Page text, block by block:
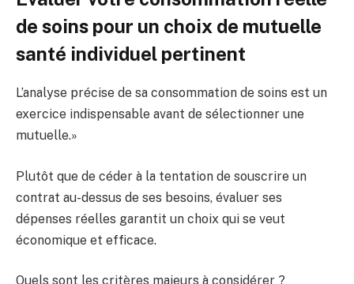
de soins pour un choix de mutuelle
santé individuel pertinent
L’analyse précise de sa consommation de soins est un
exercice indispensable avant de sélectionner une
mutuelle.»
Plutôt que de céder à la tentation de souscrire un
contrat au-dessus de ses besoins, évaluer ses
dépenses réelles garantit un choix qui se veut
économique et efficace.
Quels sont les critères majeurs à considérer ?